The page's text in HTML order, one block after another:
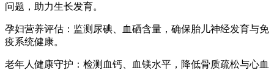
问题，助力生长发育。
孕妇营养评估：监测尿碘、血硒含量，确保胎儿神经发育与免
疫系统健康。
老年人健康守护：检测血钙、血镁水平，降低骨质疏松与心血